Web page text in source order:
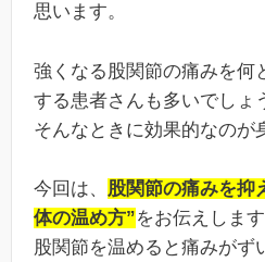
思います。
強くなる股関節の痛みを何
する患者さんも多いでしょ
そんなときに効果的なのが
今回は、
股関節の痛みを抑
体の温め方”をお伝えします
股関節を温めると痛みがず